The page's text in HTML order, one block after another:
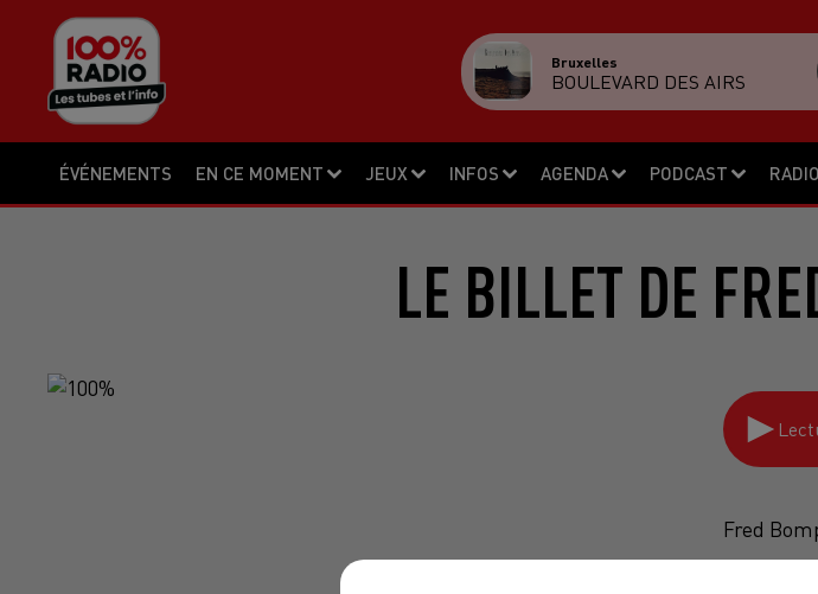
ÉVÉNEMENTS EN CE MOMENT JEUX INFOS AGENDA PODCAST RADIO
Bruxelles
BOULEVARD DES AIRS
LE BILLET DE
Fred